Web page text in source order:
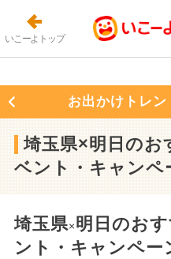
いこーよトップ
お出かけトレ
埼玉県×明日のお
ベント・キャンペ
埼玉県×明日のお
ント・キャンペー